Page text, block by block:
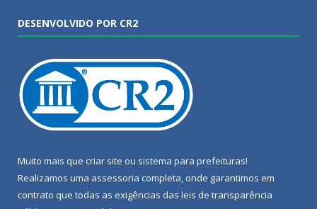
DESENVOLVIDO POR CR2
Muito mais que criar site ou sistema para prefeituras!
Realizamos uma assessoria completa, onde garantimos em
contrato que todas as exigências das leis de transparência